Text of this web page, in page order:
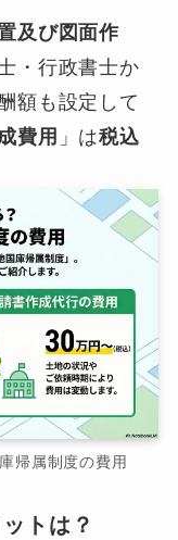
及び図面作
・行政書士か
額も設定して
費用 」は税込
帰属制度の費用
トは？